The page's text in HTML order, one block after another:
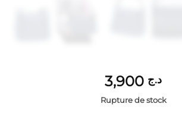
د.ج
Rupture de stock